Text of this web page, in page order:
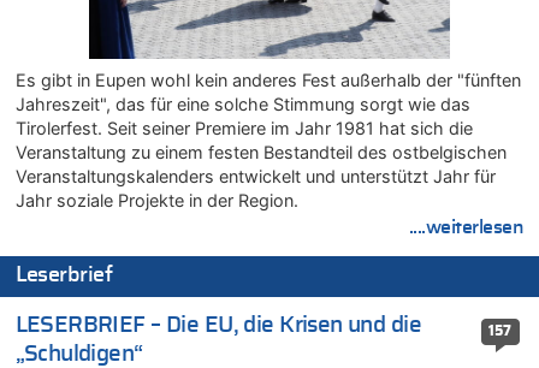
05.08.2026 - 17:05 von Dax zu
Wie kam es zur Ceuta-Krise?
05.08.2026 - 17:00 von Chips zu
Wasserstand des Rheins in NRW so niedrig wie noch nie
05.08.2026 - 17:00 von Dax zu
Wie kam es zur Ceuta-Krise?
05.08.2026 - 16:51 von Chips zu
Es gibt mmer mehr Fälle von Fahrerflucht in Belgien –
Fußgänger und Radfahrer sind die häufigsten Opfer
05.08.2026 - 16:47 von Hugo Egon Bernhard von Sinnen zu
05.08.2026 - 16:44 von JoKrings zu
Zweite Hitzewelle in diesem Sommer ist jetzt amtlich
Es gibt in Eupen wohl kein anderes Fest außerhalb der "fünften
Jahreszeit", das für eine solche Stimmung sorgt wie das
Tirolerfest. Seit seiner Premiere im Jahr 1981 hat sich die
Veranstaltung zu einem festen Bestandteil des ostbelgischen
Veranstaltungskalenders entwickelt und unterstützt Jahr für
Jahr soziale Projekte in der Region.
....weiterlesen
Leserbrief
157
LESERBRIEF – Die EU, die Krisen und die
„Schuldigen“